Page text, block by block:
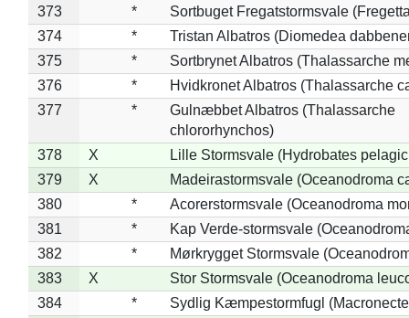
373
*
Sortbuget Fregatstormsvale
374
*
Tristan Albatros (Diomedea
375
*
Sortbrynet Albatros (Thalassarche
376
*
Hvidkronet Albatros (Thalassarche
377
*
Gulnæbbet Albatros (Thalassarche
chlororhynchos)
378
X
Lille Stormsvale (Hydrobates
379
X
Madeirastormsvale (Oceanodroma
380
*
Acorerstormsvale (Oceanodroma
381
*
Kap Verde-stormsvale
382
*
Mørkrygget Stormsvale
383
X
Stor Stormsvale (Oceanodroma
384
*
Sydlig Kæmpestormfugl